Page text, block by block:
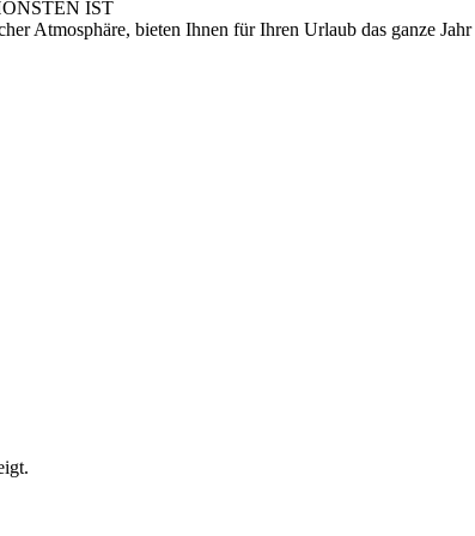
IST
Atmosphäre, bieten Ihnen für Ihren Urlaub das ganze Jahr